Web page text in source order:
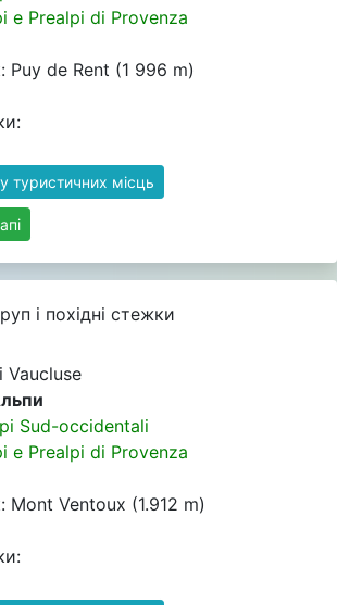
e Prealpi di Provenza
Puy de Rent (1 996 m)
туристичних місць
i похідні стежки
Vaucluse
Sud-occidentali
e Prealpi di Provenza
Mont Ventoux (1.912 m)